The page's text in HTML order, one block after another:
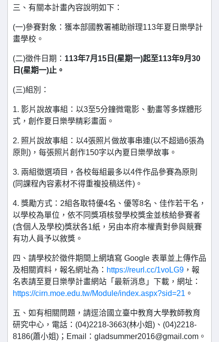
三、有關本計畫內容說明如下：
(一)參賽對象：獲本部國教署補助辦理113年夏日樂學計
畫學校。
(二)徵件日期： 113年7月15日(星期一)起至113年9月30
日(星期一)止。
(三)組別：
1. 影片說故事組：以3至5分鐘微電影、動畫等多媒體形
式，創作夏日樂學精彩畫面。
2. 照片說故事組：以4張照片做故事串連(以不超過6張為
原則)，每張照片創作150字以內夏日樂學故事。
3. 兩組徵選項目，各校每組最多以4件作品參賽為原則
(同課程內容素材不得重複投稿送件)。
4. 獎勵方式：2組各取特優4名、優等8名、佳作若干名，
以學校為單位，依不同獎項核發學校獎金並核給參賽者
(含個人及學校)獎狀各1紙，另由本府本權責對參與競賽
有功人員予以敘獎。
四、請學校於徵件期間上網填寫 Google 表單並上傳作品
及相關資料，報名網址為： https://reurl.cc/1voLG9 ，報
名表請至夏日樂學計畫網站「最新消息」下載，網址：
https://cirn.moe.edu.tw/Module/index.aspx?sid=21 。
五、如有相關問題，請逕洽國立臺中教育大學教師教育
研究中心，電話：(04)2218-3663(林小姐)、(04)2218-
8186(蕭小姐)；Email：gladsummer2016@gmail.com。